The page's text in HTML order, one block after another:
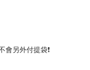
會另外付提袋❗